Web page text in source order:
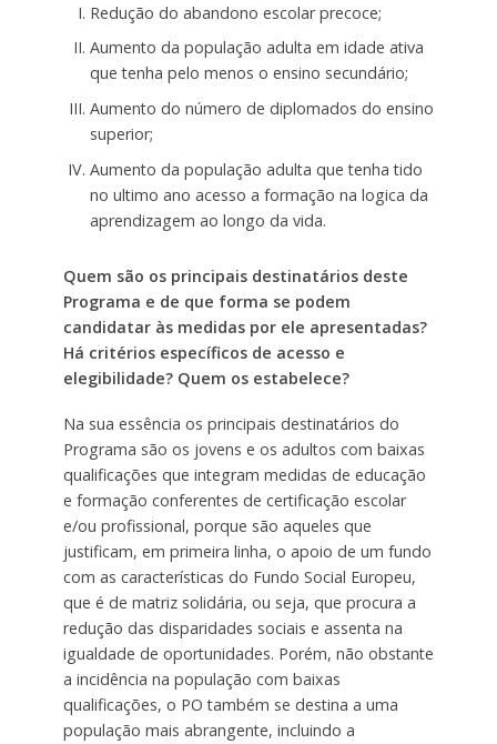
Redução do abandono escolar precoce;
Aumento da população adulta em idade ativa
que tenha pelo menos o ensino secundário;
Aumento do número de diplomados do ensino
superior;
Aumento da população adulta que tenha tido
no ultimo ano acesso a formação na logica da
aprendizagem ao longo da vida.
Quem são os principais destinatários deste
Programa e de que forma se podem
candidatar às medidas por ele apresentadas?
Há critérios específicos de acesso e
elegibilidade? Quem os estabelece?
Na sua essência os principais destinatários do
Programa são os jovens e os adultos com baixas
qualificações que integram medidas de educação
e formação conferentes de certificação escolar
e/ou profissional, porque são aqueles que
justificam, em primeira linha, o apoio de um fundo
com as características do Fundo Social Europeu,
que é de matriz solidária, ou seja, que procura a
redução das disparidades sociais e assenta na
igualdade de oportunidades. Porém, não obstante
a incidência na população com baixas
qualificações, o PO também se destina a uma
população mais abrangente, incluindo a